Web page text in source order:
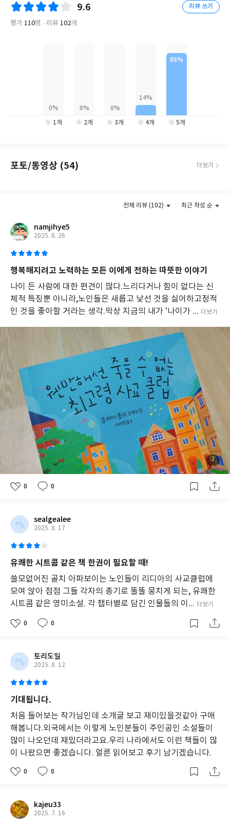
『웬만해선 죽을 수 없는 최고령 사교 클럽』은 영국 런던의 작고
평범한 마을 해머스미스에 위치한 주민센터를 배경으로 기세 넘치
부, 말을 하지 못하는 5세 어린이, 이민자, 경력 단절 중년 여성 등
삶이라는 무대 바깥으로 쫓겨난 듯 어느새 사회에서 보이지 않는 존
수
없
하
설
로,
양
한
인
물
들
이
서
을
풀
어
가
는
정
린
다.
주
인
프
니
일
흔
이
라
는
나
이
에
도
그
리
하
며
새
로
운
삶
을
시
하
다.
그
9.6
평가 110명 리뷰 102개
리뷰 쓰기
1개 2개 3개 4개 5개
포토/동영상 (54) 더보기
전체 리뷰 (102) 최근 작성 순
namjihye5
2025. 8. 26
행복해지려고 노력하는 모든 이에게 전하는 따뜻한 이야기
나이 든 사람에 대한 편견이 많다.느리다거나 힘이 없다는 신
체적 특징뿐 아니라,노인들은 새롭고 낯선 것을 싫어하고정적
인 것을 좋아할 거라는 생각.막상 지금의 내가 '나이가 ... 더보기
2
0 0
sealgealee
2025. 8. 17
유쾌한 시트콤 같은 책 한권이 필요할 때!
쓸모없어진 골치 아파보이는 노인들이 리디아의 사교클럽에
모여 앉아 점점 그들 각자의 총기로 똘똘 뭉치게 되는, 유쾌한
시트콤 같은 영미소설. 각 챕터별로 담긴 인물들의 이... 더보기
0 0
토리도일
2025. 8. 12
기대됩니다.
처음 들어보는 작가님인데 소개글 보고 재미있을것같아 구매
해봅니다.외국에서는 이렇게 노인분들이 주인공인 소설들이
많이 나오던데 재밌더라고요.우리 나라에서도 이런 책들이 많
이 나왔으면 좋겠습니다. 얼른 읽어보고 후기 남기겠습니다.
0 0
kajeu33
2025. 7. 16